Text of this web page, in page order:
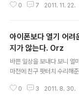
6K 모뎀, USB 2.0 x 3,
운 편. 분해 참조는 http://
이버 링크는 http://goo.gl/
힌지 균열발생, 상판 덮개부
보드 방향키(↓) 분실 및 오
염 등. 힌지 구입(국외)은 ..
0 7 2011. 11. 22.
아이폰보다 열기 어려
지가 않는다. Orz
바쁜 일상을 보내다 보니
마전에 친구 팟터치 수리해
니....패스하고. 열면서 잘 안
0 3 2011. 8. 30.